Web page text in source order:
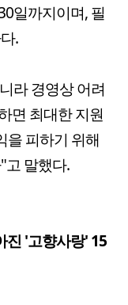
일까지이며, 필
.
라 경영상 어려
면 최대한 지원
을 피하기 위해
고 말했다.
'고향사랑' 15